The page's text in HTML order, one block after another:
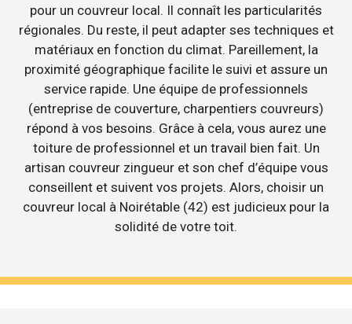
pour un couvreur local. Il connaît les particularités
régionales. Du reste, il peut adapter ses techniques et
matériaux en fonction du climat. Pareillement, la
proximité géographique facilite le suivi et assure un
service rapide. Une équipe de professionnels
(entreprise de couverture, charpentiers couvreurs)
répond à vos besoins. Grâce à cela, vous aurez une
toiture de professionnel et un travail bien fait. Un
artisan couvreur zingueur et son chef d’équipe vous
conseillent et suivent vos projets. Alors, choisir un
couvreur local à Noirétable (42) est judicieux pour la
solidité de votre toit.